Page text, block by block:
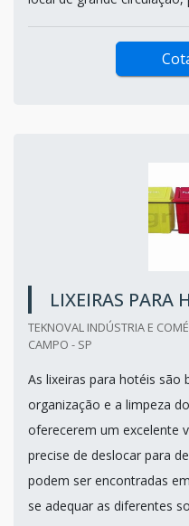
LIXEIRAS PARA
TEKNOVAL INDÚSTRIA E
CAMPO - SP
As lixeiras para hotéis são
organização e a limpeza
oferecerem um excelente
precise de deslocar para
podem ser encontradas
se adequar as diferentes